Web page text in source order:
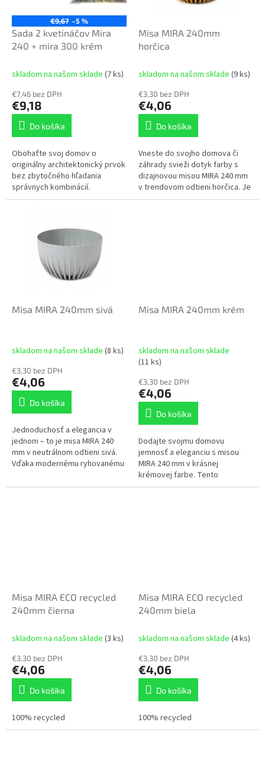
€9,67 –5 %
Sada 2 kvetináčov Mira
240 + mira 300 krém
skladom na našom sklade (7 ks)
€7,46 bez DPH
€9,18
Do košíka
Obohaťte svoj domov o
originálny architektonický prvok
bez zbytočného hľadania
správnych kombinácií.
UPOZORNENIE: Jedná sa o
zvýhodnenú...
Misa MIRA 240mm
horčica
skladom na našom sklade (9 ks)
€3,30 bez DPH
€4,06
Do košíka
Vneste do svojho domova či
záhrady svieži dotyk farby s
dizajnovou misou MIRA 240 mm
v trendovom odtieni horčica. Je
vyrobená z kvalitného plastu,
Misa MIRA 240mm sivá
skladom na našom sklade (8 ks)
€3,30 bez DPH
€4,06
Do košíka
Jednoduchosť a elegancia v
jednom – to je misa MIRA 240
mm v neutrálnom odtieni sivá.
Vďaka modernému ryhovanému
vynikne v každom interiéri aj...
Misa MIRA 240mm krém
skladom na našom sklade
(11 ks)
€3,30 bez DPH
€4,06
Do košíka
Dodajte svojmu domovu
jemnosť a eleganciu s misou
MIRA 240 mm v krásnej
krémovej farbe. Tento
univerzálny odtieň pôsobí
Misa MIRA ECO recycled
240mm čierna
skladom na našom sklade (3 ks)
€3,30 bez DPH
€4,06
Do košíka
100% recycled
Misa MIRA ECO recycled
240mm biela
skladom na našom sklade (4 ks)
€3,30 bez DPH
€4,06
Do košíka
100% recycled